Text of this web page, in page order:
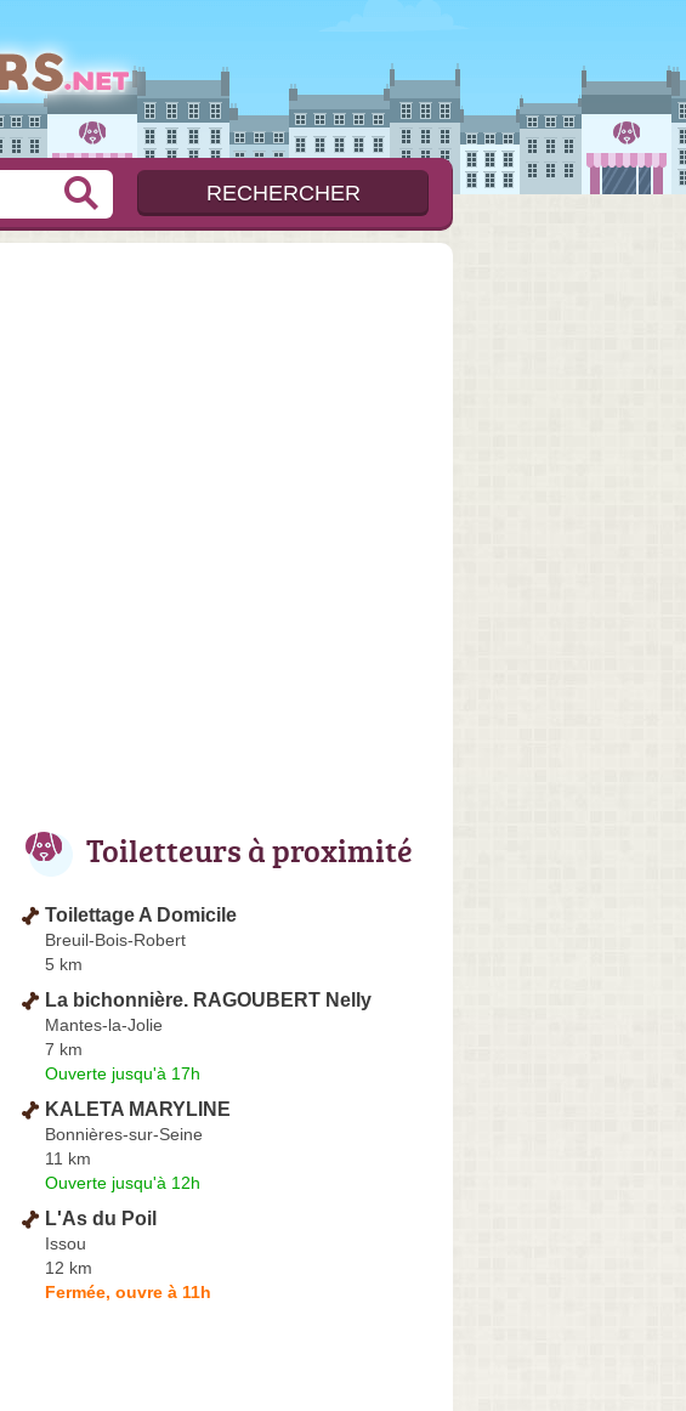
Toiletteurs à proximité
Toilettage A Domicile
Breuil-Bois-Robert
5 km
La bichonnière. RAGOUBERT Nelly
Mantes-la-Jolie
7 km
Ouverte jusqu'à 17h
KALETA MARYLINE
Bonnières-sur-Seine
11 km
Ouverte jusqu'à 12h
L'As du Poil
Issou
12 km
Fermée, ouvre à 11h